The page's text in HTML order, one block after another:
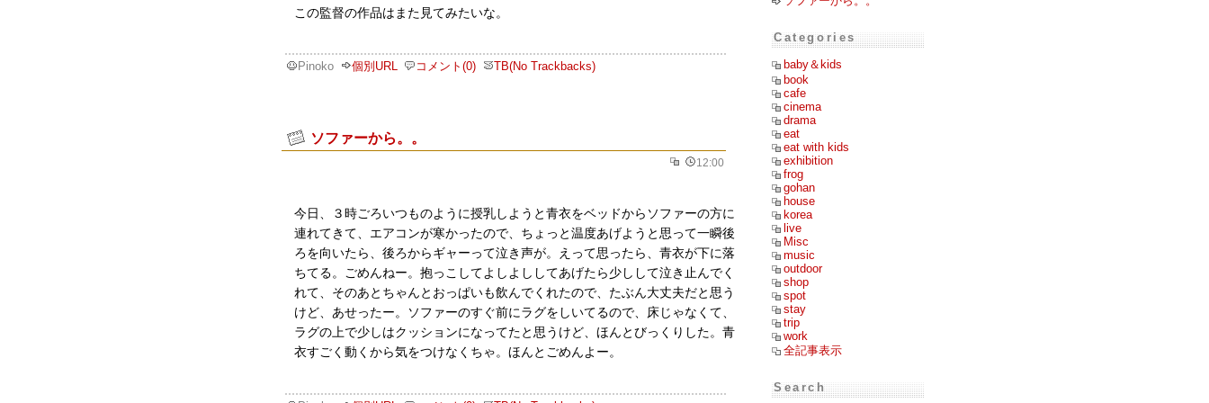
この監督の作品はまた見てみたいな。
Pinoko 個別URL コメント(0) TB(No Trackbacks)
ソファーから。。
12:00
今日、３時ごろいつものように授乳しようと青衣をベッドからソファーの方に
連れてきて、エアコンが寒かったので、ちょっと温度あげようと思って一瞬後
ろを向いたら、後ろからギャーって泣き声が。えって思ったら、青衣が下に落
ちてる。ごめんねー。抱っこしてよしよししてあげたら少しして泣き止んでく
れて、そのあとちゃんとおっぱいも飲んでくれたので、たぶん大丈夫だと思う
けど、あせったー。ソファーのすぐ前にラグをしいてるので、床じゃなくて、
ラグの上で少しはクッションになってたと思うけど、ほんとびっくりした。青
衣すごく動くから気をつけなくちゃ。ほんとごめんよー。
Categories
baby＆kids
book
cafe
cinema
drama
eat
eat with kids
exhibition
frog
gohan
house
korea
live
Misc
music
outdoor
shop
spot
stay
trip
work
全記事表示
Search